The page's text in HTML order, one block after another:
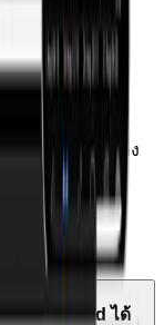
อุปกรณ์มือถือของ
เล็ต Android ได้